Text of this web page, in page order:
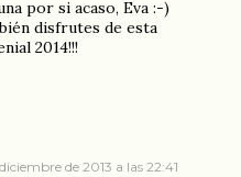
por si acaso, Eva :-)
disfrutes de esta
2014!!!
de 2013 a las 22:41